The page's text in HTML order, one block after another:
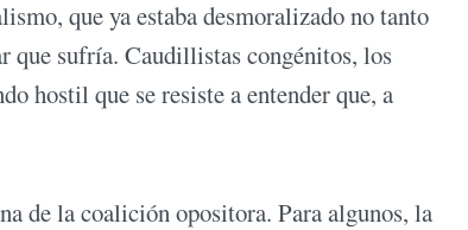
que ya estaba desmoralizado no tanto
que sufría. Caudillistas congénitos, los
hostil que se resiste a entender que, a
de la coalición opositora. Para algunos, la